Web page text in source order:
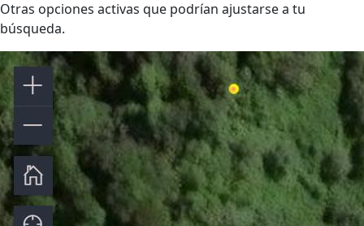
Otras opciones activas que podrían ajustarse a tu
búsqueda.